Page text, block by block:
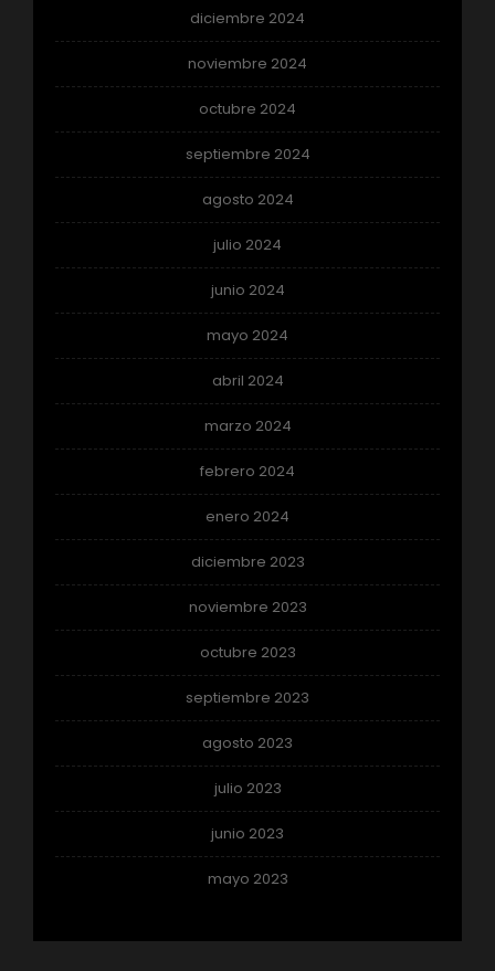
diciembre 2024
noviembre 2024
octubre 2024
septiembre 2024
agosto 2024
julio 2024
junio 2024
mayo 2024
abril 2024
marzo 2024
febrero 2024
enero 2024
diciembre 2023
noviembre 2023
octubre 2023
septiembre 2023
agosto 2023
julio 2023
junio 2023
mayo 2023